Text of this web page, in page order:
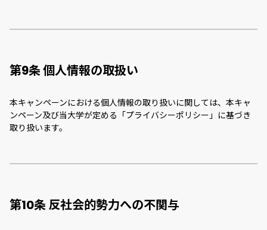
第9条 個人情報の取扱い
本キャンペーンにおける個人情報の取り扱いに関しては、本キャ
ンペーン及び当大学が定める「プライバシーポリシー」に基づき
取り扱います。
第10条 反社会的勢力への不関与